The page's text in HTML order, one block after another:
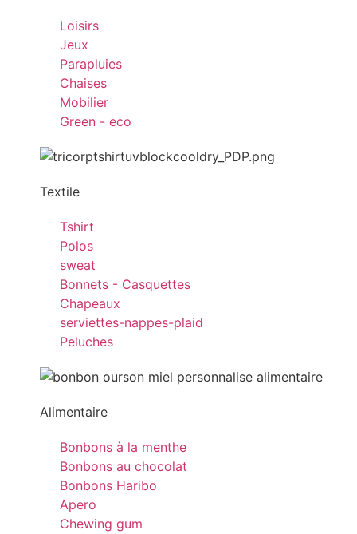
Loisirs
Jeux
Parapluies
Chaises
Mobilier
Green - eco
Textile
Tshirt
Polos
sweat
Bonnets - Casquettes
Chapeaux
serviettes-nappes-plaid
Peluches
Alimentaire
Bonbons à la menthe
Bonbons au chocolat
Bonbons Haribo
Apero
Chewing gum